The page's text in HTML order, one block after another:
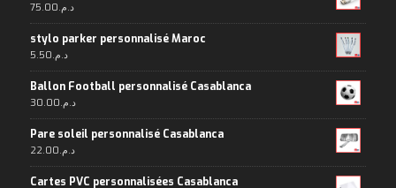
د.م.75.00
stylo parker personnalisé Maroc
د.م.5.50
Ballon Football personnalisé Casablanca
د.م.30.00
Pare soleil personnalisé Casablanca
د.م.22.00
Cartes PVC personnalisées Casablanca